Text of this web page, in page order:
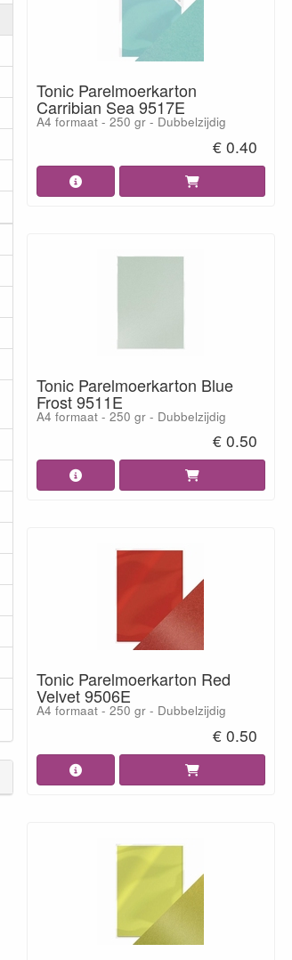
Tonic Parelmoerkarton
Carribian Sea 9517E
A4 formaat - 250 gr - Dubbelzijdig
€ 0.40
Tonic Parelmoerkarton Blue
Frost 9511E
A4 formaat - 250 gr - Dubbelzijdig
€ 0.50
Tonic Parelmoerkarton Red
Velvet 9506E
A4 formaat - 250 gr - Dubbelzijdig
€ 0.50